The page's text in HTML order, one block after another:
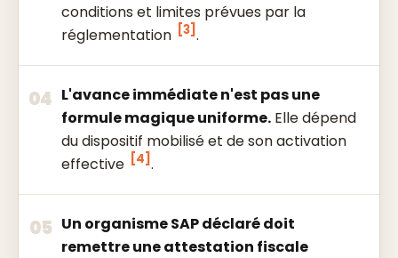
conditions et limites prévues par la
réglementation
[3] .
04 L'avance immédiate n'est pas une
formule magique uniforme. Elle dépend
du dispositif mobilisé et de son activation
effective
[4] .
05 Un organisme SAP déclaré doit
remettre une attestation fiscale